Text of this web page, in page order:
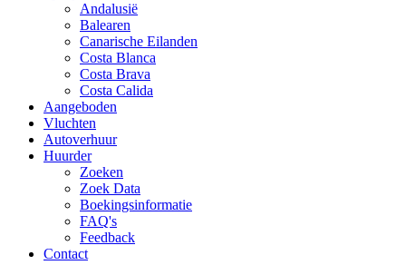
Andalusië
Balearen
Canarische Eilanden
Costa Blanca
Costa Brava
Costa Calida
Aangeboden
Vluchten
Autoverhuur
Huurder
Zoeken
Zoek Data
Boekingsinformatie
FAQ's
Feedback
Contact